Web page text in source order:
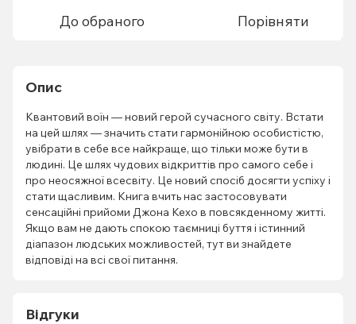
До обраного Порівняти
Опис
Квантовий воїн — новий герой сучасного світу. Встати
на цей шлях — значить стати гармонійною особистістю,
увібрати в себе все найкраще, що тільки може бути в
людині. Це шлях чудових відкриттів про самого себе і
про неосяжної всесвіту. Це новий спосіб досягти успіху і
стати щасливим. Книга вчить нас застосовувати
сенсаційні прийоми Джона Кехо в повсякденному житті.
Якщо вам не дають спокою таємниці буття і істинний
діапазон людських можливостей, тут ви знайдете
відповіді на всі свої питання.
Відгуки